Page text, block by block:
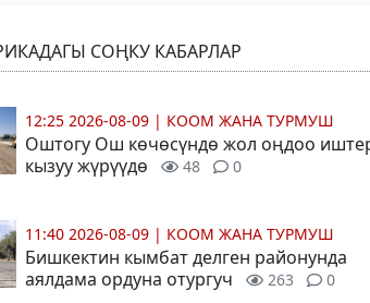
СОҢКУ КАБАРЛАР
12:25 2026-08-09 | КООМ ЖАНА ТУРМУШ
Оштогу Ош көчөсүндө жол оңдоо
кызуу жүрүүдө
48 0
11:40 2026-08-09 | КООМ ЖАНА ТУРМУШ
Бишкектин кымбат делген районунда
аялдама ордуна отургуч
263 0